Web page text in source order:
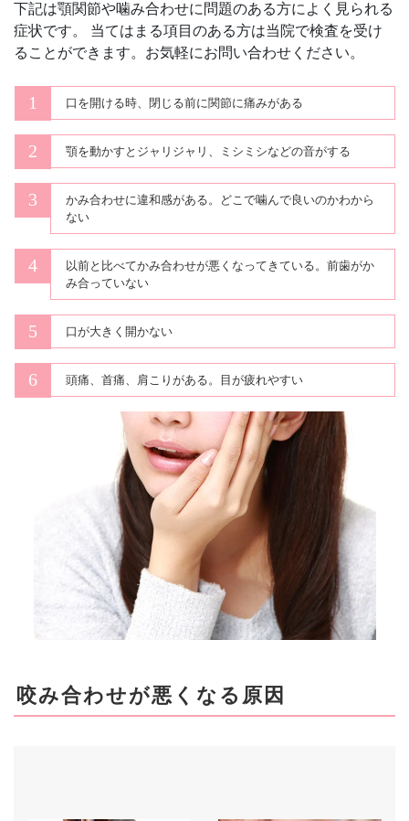
下記は顎関節や噛み合わせに問題のある方によく見られる
症状です。 当てはまる項目のある方は当院で検査を受け
ることができます。お気軽にお問い合わせください。
口を開ける時、閉じる前に関節に痛みがある
顎を動かすとジャリジャリ、ミシミシなどの音がする
かみ合わせに違和感がある。どこで噛んで良いのかわから
ない
以前と比べてかみ合わせが悪くなってきている。前歯がか
み合っていない
口が大きく開かない
頭痛、首痛、肩こりがある。目が疲れやすい
咬み合わせが悪くなる原因